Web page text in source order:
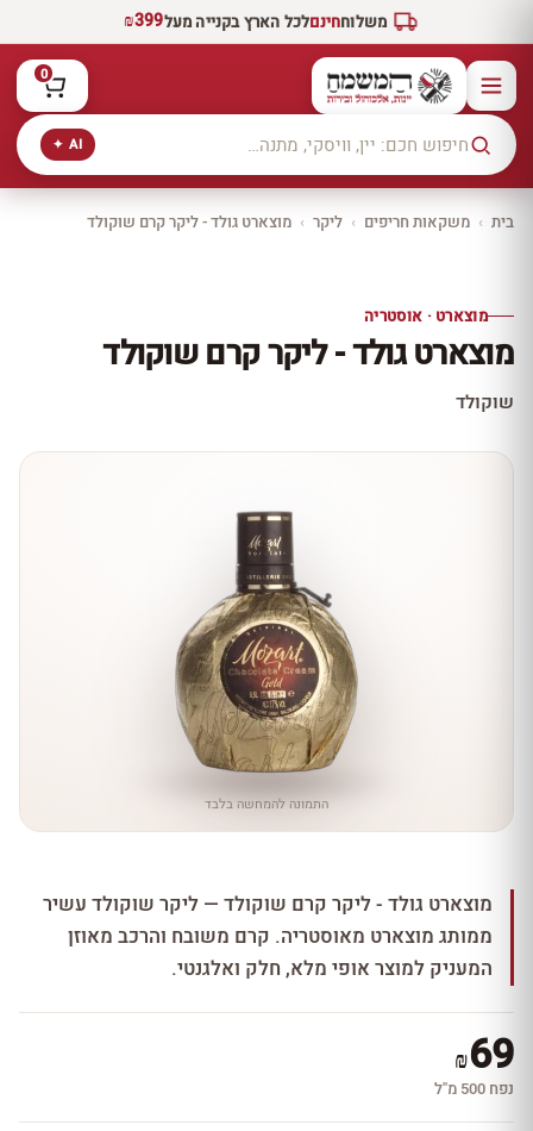
משלוחחינםלכל הארץ בקנייה מעל₪399
AI ✦
0
בית › משקאות חריפים › ליקר › מוצארט גולד - ליקר קרם שוקולד
10% הנחה
עכשיו ב-10% הנחה
מוצארט · אוסטריה
מוצארט גולד - ליקר קרם שוקולד
שוקולד
התמונה להמחשה בלבד
מוצארט גולד - ליקר קרם שוקולד — ליקר שוקולד עשיר
ממותג מוצארט מאוסטריה. קרם משובח והרכב מאוזן
המעניק למוצר אופי מלא, חלק ואלגנטי.
₪69
נפח 500 מ''ל